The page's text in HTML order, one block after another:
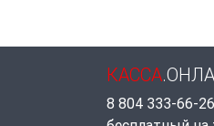
КАССА
8 804 333-66-